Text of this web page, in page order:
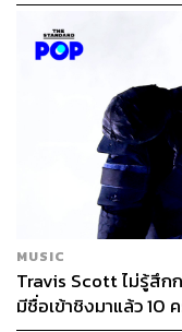
MUSIC
Travis Scott ไม่รู้สึก
มีชื่อเข้าชิงมาแล้ว 10